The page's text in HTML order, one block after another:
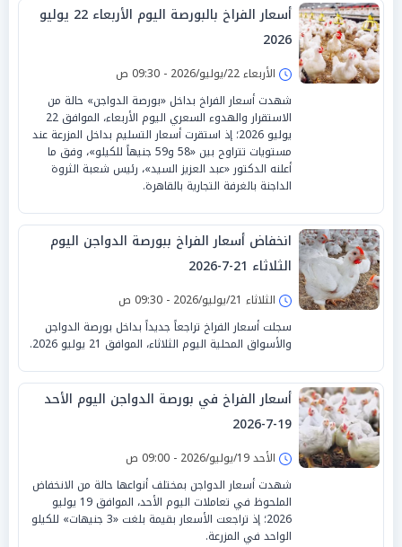
أسعار الفراخ بالبورصة اليوم الأربعاء 22 يوليو
2026
الأربعاء 22/يوليو/2026 - 09:30 ص
شهدت أسعار الفراخ بداخل «بورصة الدواجن» حالة من
الاستقرار والهدوء السعري اليوم الأربعاء، الموافق 22
يوليو 2026؛ إذ استقرت أسعار التسليم بداخل المزرعة عند
مستويات تتراوح بين «58 و59 جنيهاً للكيلو»، وفق ما
أعلنه الدكتور «عبد العزيز السيد»، رئيس شعبة الثروة
الداجنة بالغرفة التجارية بالقاهرة.
انخفاض أسعار الفراخ ببورصة الدواجن اليوم
الثلاثاء 21-7-2026
الثلاثاء 21/يوليو/2026 - 09:30 ص
سجلت أسعار الفراخ تراجعاً جديداً بداخل بورصة الدواجن
والأسواق المحلية اليوم الثلاثاء، الموافق 21 يوليو 2026.
أسعار الفراخ في بورصة الدواجن اليوم الأحد
19-7-2026
الأحد 19/يوليو/2026 - 09:00 ص
شهدت أسعار الدواجن بمختلف أنواعها حالة من الانخفاض
الملحوظ في تعاملات اليوم الأحد، الموافق 19 يوليو
2026؛ إذ تراجعت الأسعار بقيمة بلغت «3 جنيهات» للكيلو
الواحد في المزرعة.